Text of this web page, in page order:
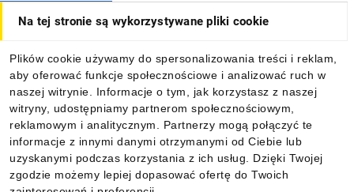
Na tej stronie są wykorzystywane pliki cookie
Plików cookie używamy do spersonalizowania treści i reklam,
aby oferować funkcje społecznościowe i analizować ruch w
naszej witrynie. Informacje o tym, jak korzystasz z naszej
witryny, udostępniamy partnerom społecznościowym,
reklamowym i analitycznym. Partnerzy mogą połączyć te
informacje z innymi danymi otrzymanymi od Ciebie lub
uzyskanymi podczas korzystania z ich usług. Dzięki Twojej
zgodzie możemy lepiej dopasować ofertę do Twoich
Informacje
Pobierz naszą aplikację mobilną: